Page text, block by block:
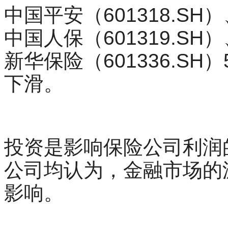
中国平安（601318.SH
中国人保（601319.SH
新华保险（601336.SH
下滑。
投资是影响保险公司利
公司均认为，金融市场
影响。